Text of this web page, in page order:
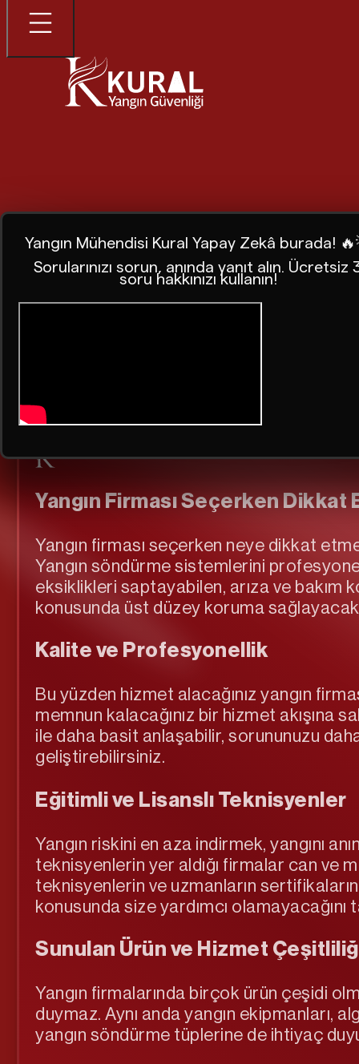
Yangın Firmalarında
Yangın Firması Seçerken
Yangın firması seçerken neye dikkat
Yangın söndürme sistemlerini
eksiklikleri saptayabilen, arıza ve bakım
konusunda üst düzey koruma
Kalite ve Profesyonellik
Bu yüzden hizmet alacağınız yangın
memnun kalacağınız bir hizmet akışına
ile daha basit anlaşabilir, sorununuzu
geliştirebilirsiniz.
Eğitimli ve Lisanslı Teknisyenler
Yangın riskini en aza indirmek, yangını
teknisyenlerin yer aldığı firmalar can ve
teknisyenlerin ve uzmanların
konusunda size yardımcı olamayacağını
Sunulan Ürün ve Hizmet
Yangın firmalarında birçok ürün çeşidi
duymaz. Aynı anda yangın ekipmanları,
yangın söndürme tüplerine de ihtiyaç
Yangın Mühendisi Kural Yapay Zekâ burada!
Sorularınızı sorun, anında yanıt alın. Ücretsiz
soru hakkınızı kullanın!